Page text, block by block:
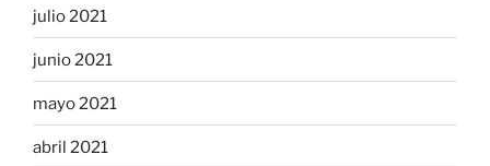
julio 2021
junio 2021
mayo 2021
abril 2021